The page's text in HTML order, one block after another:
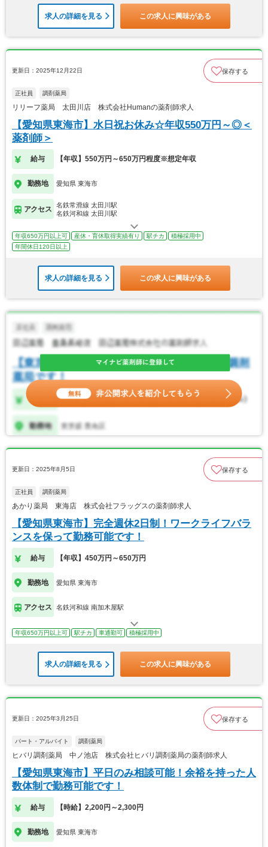
求人の詳細を見る この求人に興味がある
更新日：2025年12月22日 保存する
正社員 調剤薬局
リリーフ薬局 太田川店 株式会社Humanの薬剤師求人
【愛知県東海市】水日祝お休み☆年収550万円～◎＜
薬剤師＞
給与 【年収】550万円～650万円程度※想定年収
勤務地 愛知県 東海市
アクセス
名鉄常滑線 太田川駅
名鉄河和線 太田川駅
年収650万円以上可 産休・育休取得実績有り 駅チカ
積極採用中
年間休日120日以上
求人の詳細を見る この求人に興味がある
更新日：2025年8月5日 保存する
正社員 調剤薬局
あかり薬局 東海店 株式会社フラッグスの薬剤師求人
【愛知県東海市】完全週休2日制！ワークライフバラ
ンスを保って勤務可能です！
給与 【年収】450万円～650万円
勤務地 愛知県 東海市
アクセス 名鉄河和線 南加木屋駅
年収650万円以上可 駅チカ 車通勤可 積極採用中
求人の詳細を見る この求人に興味がある
更新日：2025年3月25日 保存する
パート・アルバイト 調剤薬局
ヒバリ調剤薬局 中ノ池店 株式会社ヒバリ調剤薬局の薬剤師求人
【愛知県東海市】平日のみ相談可能！余裕を持った人
数体制で勤務可能です！
給与 【時給】2,200円～2,300円
勤務地 愛知県 東海市